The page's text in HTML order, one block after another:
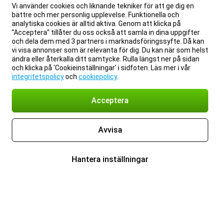
Vi använder cookies och liknande tekniker för att ge dig en
bättre och mer personlig upplevelse. Funktionella och
analytiska cookies är alltid aktiva. Genom att klicka på
”Acceptera” tillåter du oss också att samla in dina uppgifter
och dela dem med 3 partners i marknadsföringssyfte. Då kan
vi visa annonser som är relevanta för dig. Du kan när som helst
ändra eller återkalla ditt samtycke. Rulla längst ner på sidan
och klicka på 'Cookieinställningar' i sidfoten. Läs mer i vår
integritetspolicyoch cookiepolicy.
Acceptera
Avvisa
Hantera inställningar